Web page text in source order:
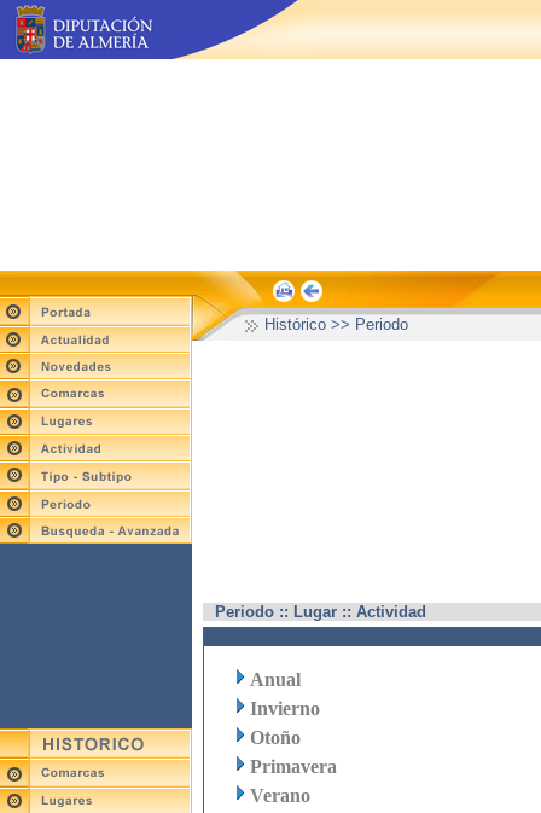
Histórico >> Periodo
Periodo :: Lugar :: Actividad
Anual
Invierno
Otoño
Primavera
Verano